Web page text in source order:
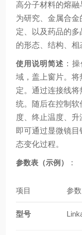
高分子材料的熔
为研究、金属合
定、以及药品的
的形态、结构、相
使用说明简述 ：
域，盖上窗片。将
定。通过连接线
统。随后在控制
度、终止温度、
即可通过显微镜
态变化过程。
参数表（示例） ：
项目 参数
型号